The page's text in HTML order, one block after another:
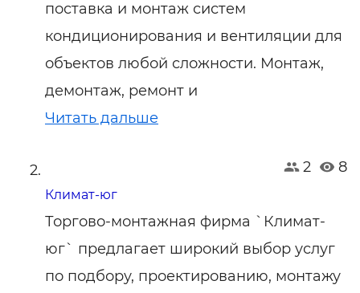
поставка и монтаж систем
кондиционирования и вентиляции для
объектов любой сложности. Монтаж,
демонтаж, ремонт и
Читать дальше
2 8
Климат-юг
Торгово-монтажная фирма `Климат-
юг` предлагает широкий выбор услуг
по подбору, проектированию, монтажу